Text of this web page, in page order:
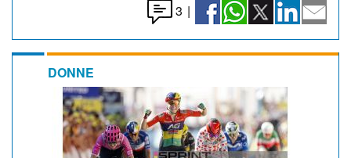
3 |
DONNE